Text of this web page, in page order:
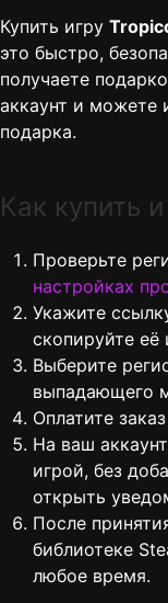
Купить игру
это быстро,
получаете
аккаунт и можете
подарка.
Как купить
Проверьте
настройках
Укажите
скопируйте её
Выберите
выпадающего
Оплатите
На ваш
игрой, без
открыть
После
библиотеке
любое время.